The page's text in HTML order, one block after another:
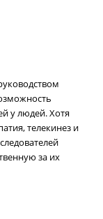
у людей. Хотя
телекинез и
за их